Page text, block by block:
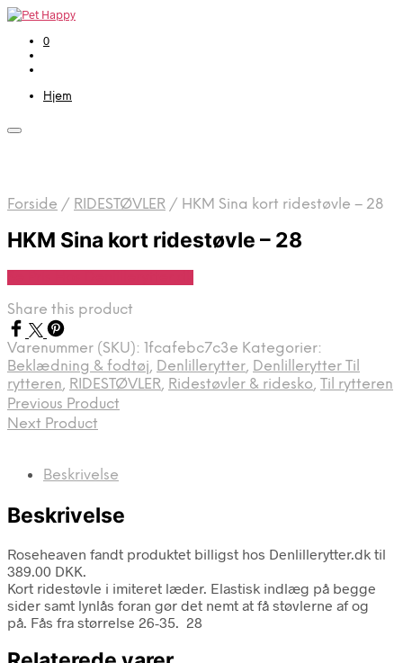
0
Hjem
Forside / RIDESTØVLER / HKM Sina kort ridestøvle – 28
HKM Sina kort ridestøvle – 28
Share this product
Varenummer (SKU): 1fcafebc7c3e Kategorier:
Beklædning & fodtøj, Denlillerytter, Denlillerytter Til
rytteren, RIDESTØVLER, Ridestøvler & ridesko, Til rytteren
Previous Product
Next Product
Beskrivelse
Beskrivelse
Roseheaven fandt produktet billigst hos Denlillerytter.dk til
389.00 DKK.
Kort ridestøvle i imiteret læder. Elastisk indlæg på begge
sider samt lynlås foran gør det nemt at få støvlerne af og
på. Fås fra størrelse 26-35. 28